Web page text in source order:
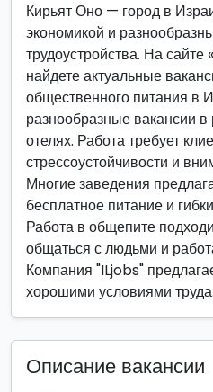
Кирьят Оно — город в
экономикой и
трудоустройства. На
найдете актуальные
общественного питания в
разнообразные вакансии
отелях. Работа требует
стрессоустойчивости и
Многие заведения
бесплатное питание и
Работа в общепите
общаться с людьми и
Компания "ILjobs"
хорошими условиями труда.
Описание вакансии